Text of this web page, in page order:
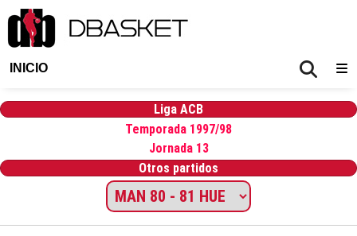
INICIO
Liga ACB
Temporada 1997/98
Jornada 13
Otros partidos